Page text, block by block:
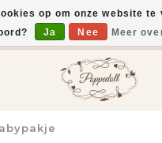
15:00 uur besteld,
op om onze website te
Ja Nee Meer